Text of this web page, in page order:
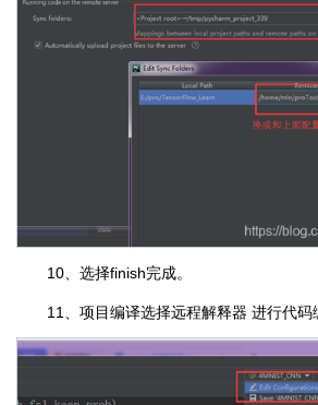
10、选择finish完成。
11、项目编译选择远程解释器 进行代码